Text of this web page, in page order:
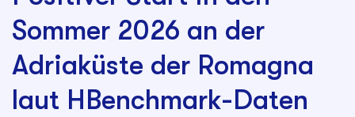
Sommer 2026 an der
Adriaküste der Romagna
laut HBenchmark-Daten